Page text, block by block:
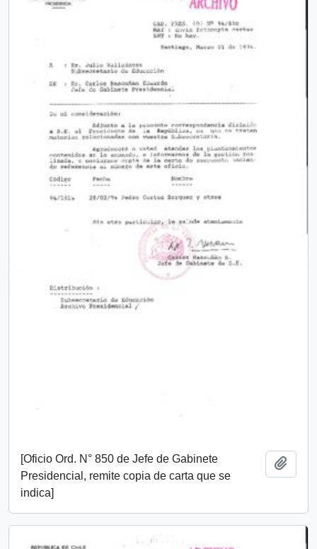
[Oficio Ord. N° 850 de Jefe de Gabinete
Presidencial, remite copia de carta que se
indica]